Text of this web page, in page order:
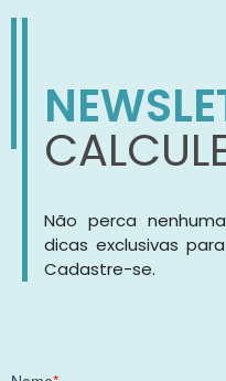
Não perca
dicas exclusivas
Cadastre-se.